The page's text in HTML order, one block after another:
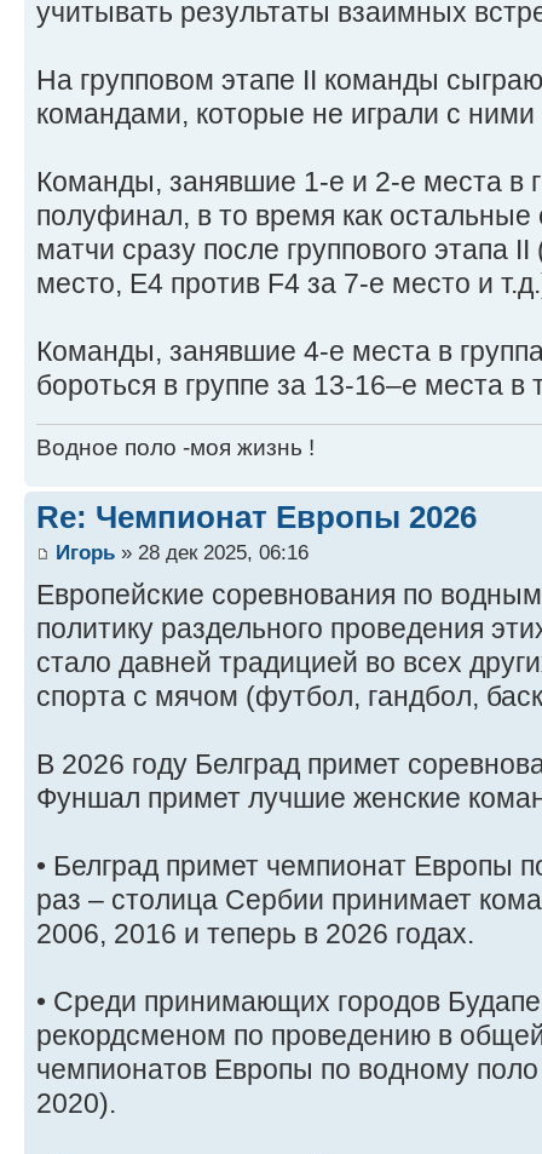
учитывать результаты взаимных
На групповом этапе II команды
командами, которые не играли с ними
Команды, занявшие 1-е и 2-е места в
полуфинал, в то время как
матчи сразу после группового этапа
место, E4 против F4 за 7-е место и
Команды, занявшие 4-е места в
бороться в группе за 13-16–е места в
Водное поло -моя жизнь !
Re: Чемпионат Европы 2026
Игорь » 28 дек 2025, 06:16
Европейские соревнования по
политику раздельного проведения
стало давней традицией во всех
спорта с мячом (футбол, гандбол,
В 2026 году Белград примет
Фуншал примет лучшие женские
• Белград примет чемпионат Европы
раз – столица Сербии принимает
2006, 2016 и теперь в 2026 годах.
• Среди принимающих городов
рекордсменом по проведению в
чемпионатов Европы по водному
2020).